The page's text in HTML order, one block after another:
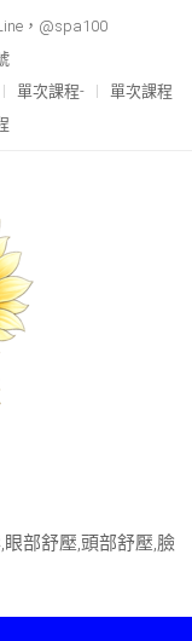
，@spa100
單次課程-
單次課程
部舒壓,頭部舒壓,臉